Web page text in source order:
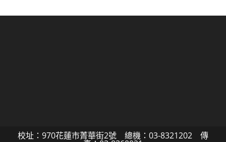
校址：970花蓮市菁華街2號 總機：03-8321202 傳